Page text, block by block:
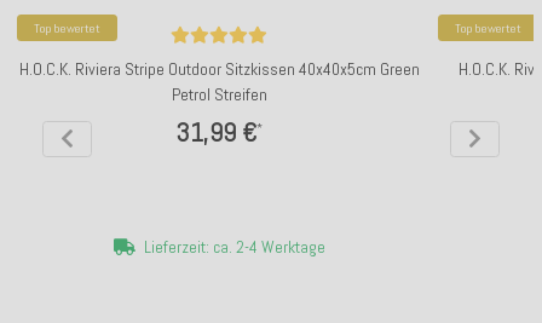
Top bewertet
H.O.C.K. Riviera Stripe Outdoor Sitzkissen 40x40x5cm Green
Petrol Streifen
31,99 €*
Lieferzeit: ca. 2-4 Werktage
Top bewertet
H.O.C.K.